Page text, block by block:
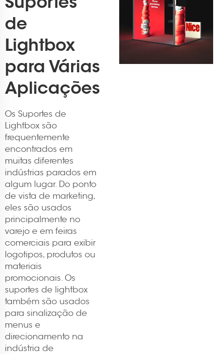
de
Lightbox
para Várias
Aplicações
Os Suportes de
Lightbox são
frequentemente
encontrados em
muitas diferentes
indústrias parados em
algum lugar. Do ponto
de vista de marketing,
eles são usados
principalmente no
varejo e em feiras
comerciais para exibir
logotipos, produtos ou
materiais
promocionais. Os
suportes de lightbox
também são usados
para sinalização de
menus e
direcionamento na
indústria de